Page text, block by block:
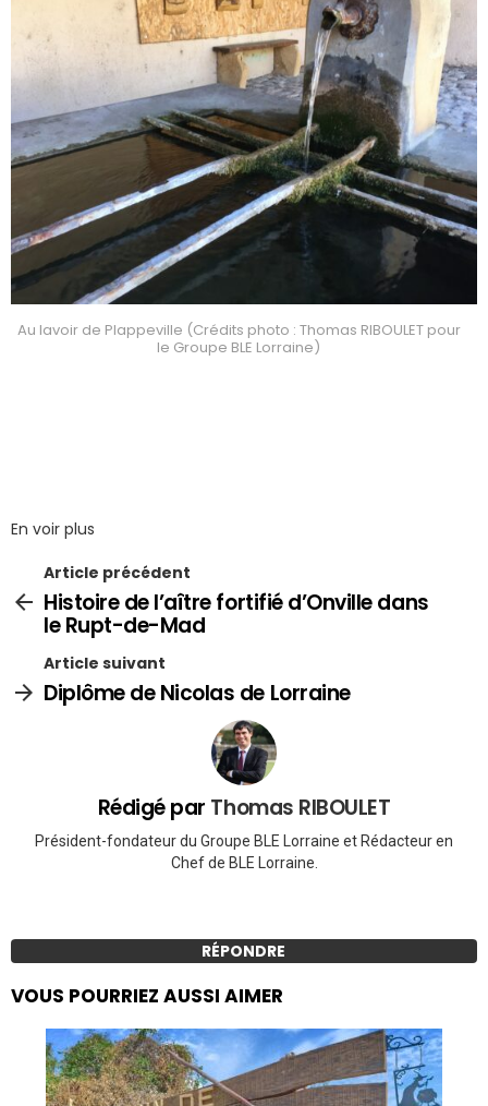
Au lavoir de Plappeville (Crédits photo : Thomas RIBOULET pour
le Groupe BLE Lorraine)
En voir plus
Article précédent
Histoire de l’aître fortifié d’Onville dans
le Rupt-de-Mad
Article suivant
Diplôme de Nicolas de Lorraine
Rédigé par Thomas RIBOULET
Président-fondateur du Groupe BLE Lorraine et Rédacteur en
Chef de BLE Lorraine.
RÉPONDRE
VOUS POURRIEZ AUSSI AIMER